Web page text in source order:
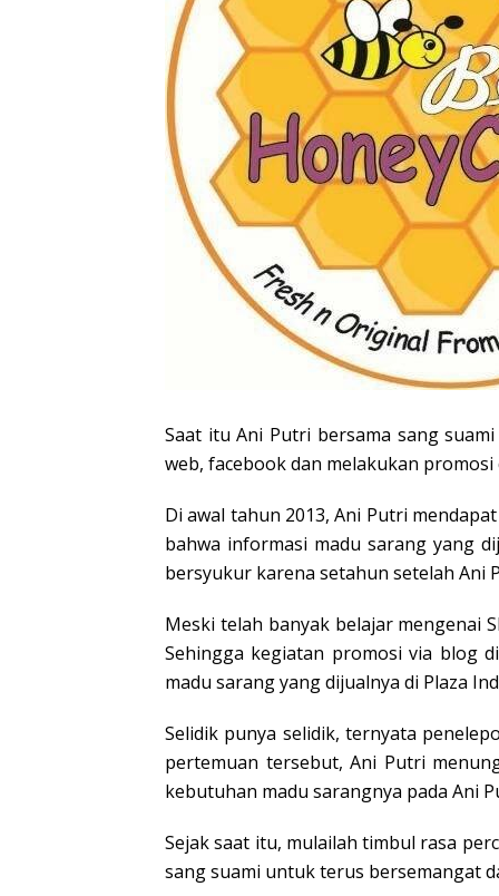
Saat itu Ani Putri bersama sang
web, facebook dan melakukan
Di awal tahun 2013, Ani Putri
bahwa informasi madu sarang yang
bersyukur karena setahun setelah Ani
Meski telah banyak belajar mengenai
Sehingga kegiatan promosi via blog
madu sarang yang dijualnya di Plaza
Selidik punya selidik, ternyata
pertemuan tersebut, Ani Putri
kebutuhan madu sarangnya pada Ani
Sejak saat itu, mulailah timbul rasa
sang suami untuk terus bersemangat